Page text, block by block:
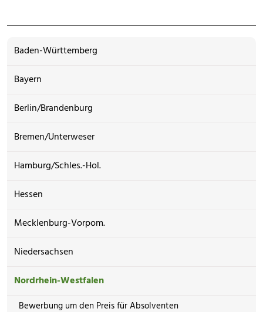
Baden-Württemberg
Bayern
Berlin/Brandenburg
Bremen/Unterweser
Hamburg/Schles.-Hol.
Hessen
Mecklenburg-Vorpom.
Niedersachsen
Nordrhein-Westfalen
Bewerbung um den Preis für Absolventen